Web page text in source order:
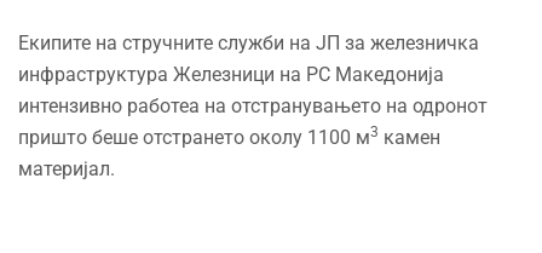
Екипите на стручните служби на ЈП за железничка
инфраструктура Железници на РС Македонија
интензивно работеа на отстранувањето на одронот
пришто беше отстрането околу 1100 м3 камен
материјал.